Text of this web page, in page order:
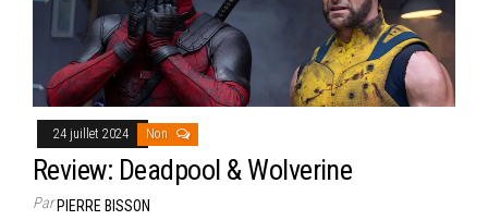
24 juillet 2024 Non
Review: Deadpool & Wolverine
ParPIERRE BISSON